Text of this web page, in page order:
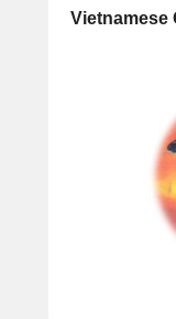
Vietnamese